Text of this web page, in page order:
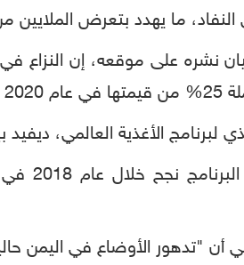
النفاد، ما يهدد بتعرض الملايين
نشره على موقعه، إن النزاع في
25% من قيمتها في عام 2020
لبرنامج الأغذية العالمي، ديفيد
البرنامج نجح خلال عام 2018 في
أن "تدهور الأوضاع في اليمن